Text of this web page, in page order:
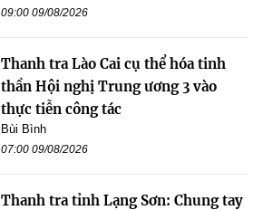
09:00 09/08/2026
Thanh tra Lào Cai cụ thể hóa tinh
thần Hội nghị Trung ương 3 vào
thực tiễn công tác
Bùi Bình
07:00 09/08/2026
Thanh tra tỉnh Lạng Sơn: Chung tay